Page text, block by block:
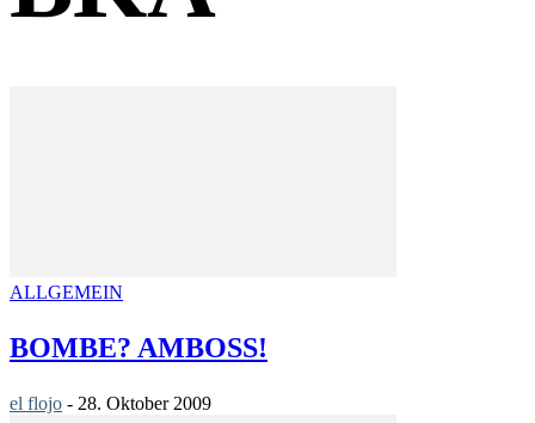
ALLGEMEIN
BOMBE? AMBOSS!
el flojo - 28. Oktober 2009